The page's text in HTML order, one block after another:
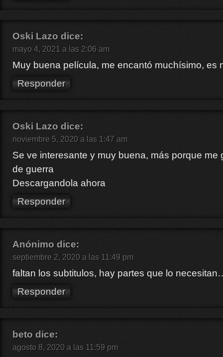
Oski Lazo dice:
mayo 4, 2021 a las 2:06 am
Muy buena película, me encantó muchísimo, es
Responder
Oski Lazo dice:
noviembre 5, 2020 a las 1:47 am
Se ve interesante y muy buena, más porque me
de guerra
Descargandola ahora
Responder
Anónimo dice:
septiembre 2, 2020 a las 11:49 pm
faltan los subtitulos, hay partes que lo
Responder
beto dice:
agosto 8, 2020 a las 11:59 pm